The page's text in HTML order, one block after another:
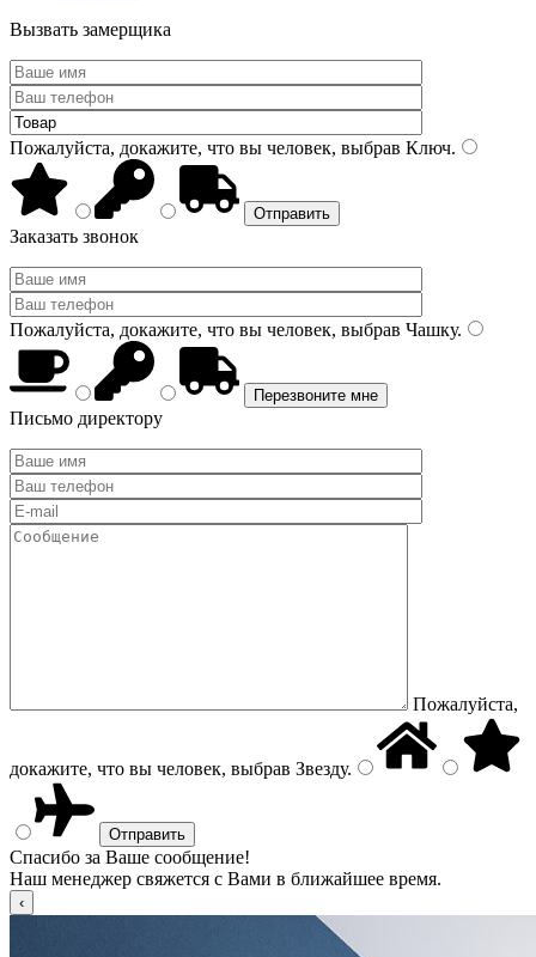
Вызвать замерщика
Пожалуйста, докажите, что вы человек, выбрав Ключ.
Заказать звонок
Пожалуйста, докажите, что вы человек, выбрав Чашку.
Письмо директору
Пожалуйста,
докажите, что вы человек, выбрав Звезду.
Спасибо за Ваше сообщение!
Наш менеджер свяжется с Вами в ближайшее время.